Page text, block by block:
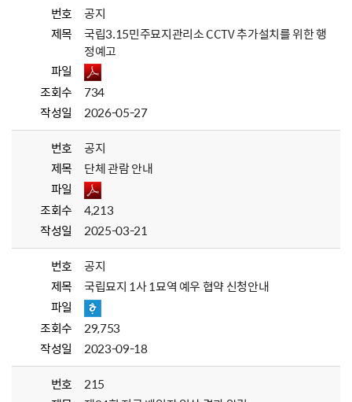
번호
공지
제목
국립3.15민주묘지관리소 CCTV 추가설치를 위한 행
정예고
파일
조회수
734
작성일
2026-05-27
번호
공지
제목
단체 관람 안내
파일
조회수
4,213
작성일
2025-03-21
번호
공지
제목
국립묘지 1사 1묘역 예우 협약 신청안내
파일
조회수
29,753
작성일
2023-09-18
번호
215